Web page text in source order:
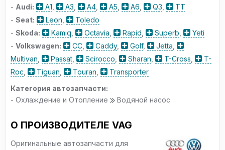
- Audi: A1 A3 A4 A5 A6 Q3
TT
- Seat: Leon
Toledo
- Skoda: Kamiq Octavia Rapid Superb
Yeti
- Volkswagen: CC Caddy, Golf, Jetta
Multivan
Passat Scirocco Sharan T-Cross
T-
Roc
Tiguan Touran
Transporter
Категория автозапчасти:
- Охлаждение и Отопление
Водяной насос
О ПРОИЗВОДИТЕЛЕ VAG
Оригинальные автозапчасти для